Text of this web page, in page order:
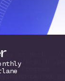
at path ../
keys/h
Program